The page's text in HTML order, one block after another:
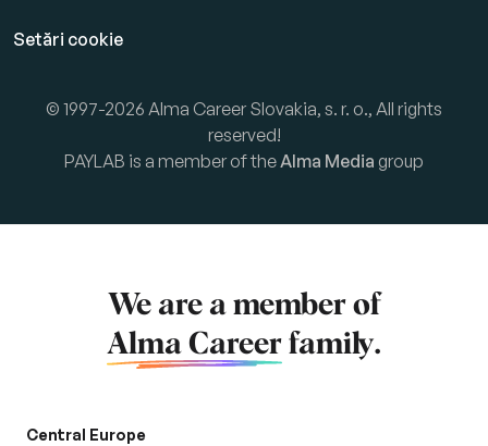
Setări cookie
© 1997-2026 Alma Career Slovakia, s. r. o., All rights
reserved!
PAYLAB is a member of theAlma Media group
We are a member of
Alma Career family.
Central Europe